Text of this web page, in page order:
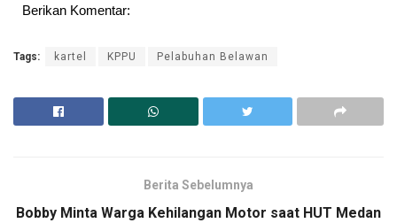
Berikan Komentar:
Tags: kartel KPPU Pelabuhan Belawan
Berita Sebelumnya
Bobby Minta Warga Kehilangan Motor saat HUT Medan